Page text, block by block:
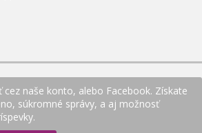
cez naše konto, alebo Facebook. Získate
súkromné správy, a aj možnosť